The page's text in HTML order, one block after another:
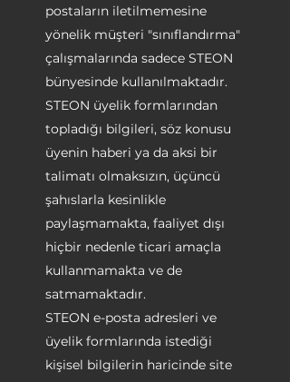
postaların iletilmemesine
yönelik müşteri "sınıflandırma"
çalışmalarında sadece STEON
bünyesinde kullanılmaktadır.
STEON üyelik formlarından
topladığı bilgileri, söz konusu
üyenin haberi ya da aksi bir
talimatı olmaksızın, üçüncü
şahıslarla kesinlikle
paylaşmamakta, faaliyet dışı
hiçbir nedenle ticari amaçla
kullanmamakta ve de
satmamaktadır.
STEON e-posta adresleri ve
üyelik formlarında istediği
kişisel bilgilerin haricinde site